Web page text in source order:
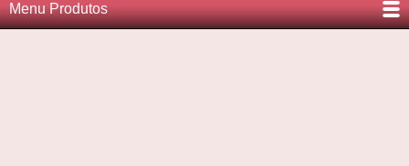
Menu Produtos